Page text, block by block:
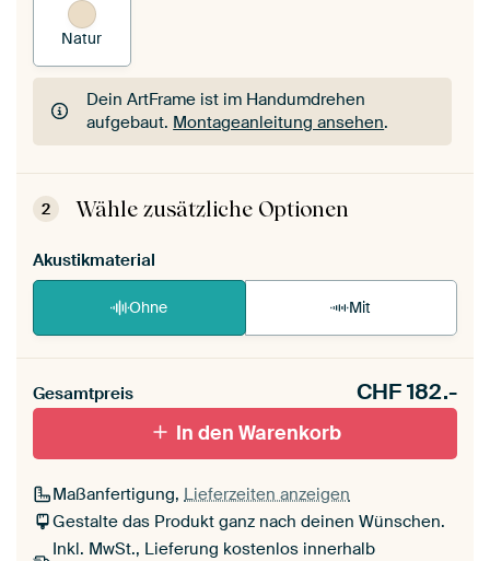
Natur
Dein ArtFrame ist im Handumdrehen
aufgebaut. Montageanleitung ansehen.
Dein ArtFrame ist im Handumdrehen
aufgebaut.Montageanleitung ansehen
2 Wähle zusätzliche Optionen
Akustikmaterial
Ohne Mit
Gesamtpreis CHF182.-
In den Warenkorb
Maßanfertigung, Lieferzeiten anzeigen
Gestalte das Produkt ganz nach deinen Wünschen.
Inkl. MwSt., Lieferung kostenlos innerhalb